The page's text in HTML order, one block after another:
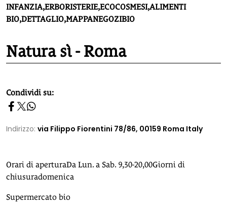
INFANZIA,ERBORISTERIE,ECOCOSMESI,ALIMENTI
BIO,DETTAGLIO,MAPPANEGOZIBIO
Natura sì - Roma
homepage h2
Condividi su:
Indirizzo: via Filippo Fiorentini 78/86, 00159 Roma Italy
Orari di aperturaDa Lun. a Sab. 9,30-20,00Giorni di
chiusuradomenica
Supermercato bio